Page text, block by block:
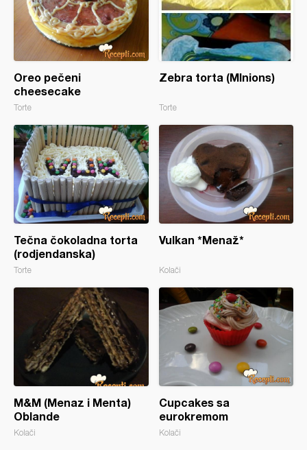
Oreo pečeni
cheesecake
Torte
Zebra torta (MInions)
Torte
Tečna čokoladna torta
(rodjendanska)
Torte
Vulkan *Menaž*
Kolači
M&M (Menaz i Menta)
Oblande
Kolači
Cupcakes sa
eurokremom
Kolači